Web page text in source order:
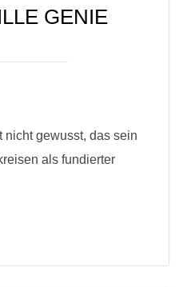
GENIE
nicht gewusst, das sein
als fundierter